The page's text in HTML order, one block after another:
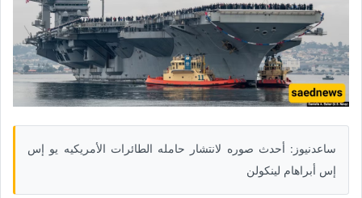
ساعدنیوز: أحدث صوره لانتشار حامله الطائرات الأمریکیه یو إس
إس أبراهام لینکولن